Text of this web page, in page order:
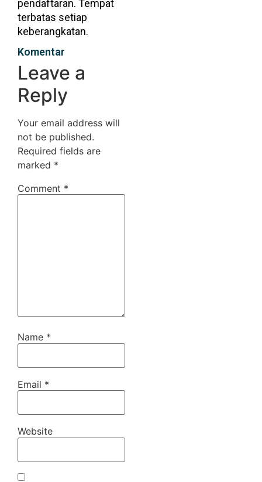
pendaftaran. Tempat
terbatas setiap
keberangkatan.
Komentar
Leave a
Reply
Your email address will
not be published.
Required fields are
marked *
Comment *
Name *
Email *
Website